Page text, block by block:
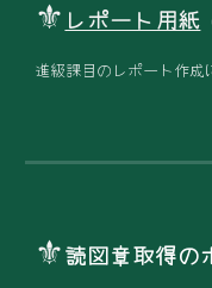
⚜ レポート用紙
進級課目のレポート作成
⚜読図章取得の